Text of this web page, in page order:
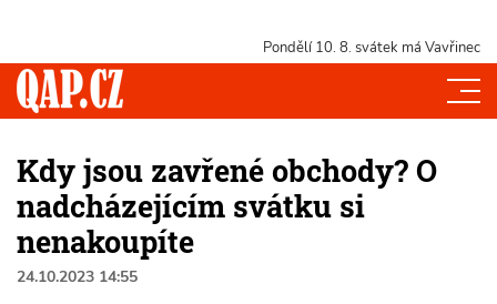
Pondělí 10. 8. svátek má Vavřinec
Kdy jsou zavřené obchody? O
nadcházejícím svátku si
nenakoupíte
24.10.2023 14:55